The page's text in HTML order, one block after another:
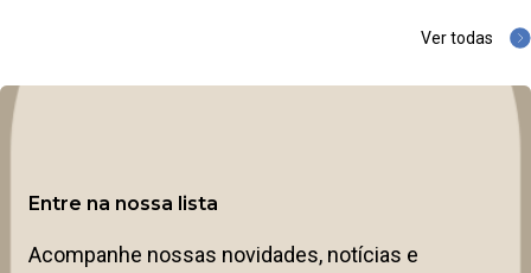
Ver todas
Entre na nossa lista
Acompanhe nossas novidades, notícias e